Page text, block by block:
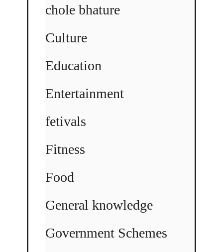
chole bhature
Culture
Education
Entertainment
fetivals
Fitness
Food
General knowledge
Government Schemes